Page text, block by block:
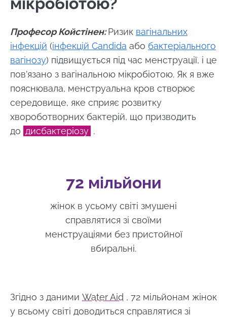
Професор Койстінен:Ризик вагінальних
інфекцій (інфекцій Candida або бактеріального
вагінозу) підвищується під час менструації, і це
пов’язано з вагінальною мікробіотою. Як я вже
пояснювала, менструальна кров створює
середовище, яке сприяє розвитку
хвороботворних бактерій, що призводить
до дисбактеріозу .
72 мільйони
жінок в усьому світі змушені
справлятися зі своїми
менструаціями без пристойної
вбиральні.
Згідно з даними Water Aid , 72 мільйонам жінок
у всьому світі доводиться справлятися зі
наш веб -сайт
Перенаправляти
Залишайтеся на веб -сайті Інституту мікробіоти
Я хотів би підписатися на отримання інших
новин з BioCodex
Я прочитав і приймаюGTUіполітику
захисту данихІнституту мікробіоти
Biocodex.
* Обов'язкові поля
BMI 20-35
Explore
Чи справді
кефір —
природний
союзник нашої
кислинкою та
природно
багатий на
мікроорганізми,
більше
Питна вода:
джерело
мікроорганізмів
Прочитати
статтю